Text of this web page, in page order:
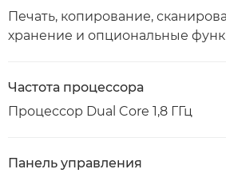
Печать, копирование,
хранение и опциональные
Частота процессора
Процессор Dual Core 1,8 ГГц
Панель управления